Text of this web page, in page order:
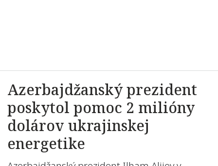
Azerbajdžanský prezident
poskytol pomoc 2 milióny
dolárov ukrajinskej
energetike